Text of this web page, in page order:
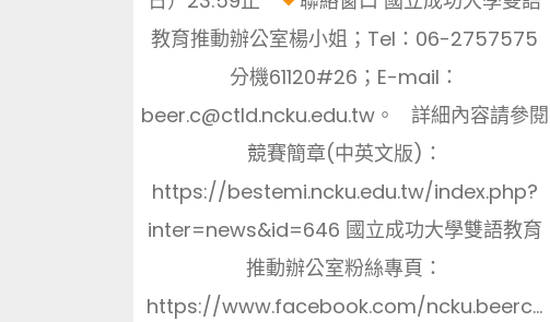
教育推動辦公室楊小姐；Tel：06-2757575
分機61120#26；E-mail：
beer.c@ctld.ncku.edu.tw。 詳細內容請參閱
競賽簡章(中英文版)：
https://bestemi.ncku.edu.tw/index.php?
inter=news&id=646 國立成功大學雙語教育
推動辦公室粉絲專頁：
https://www.facebook.com/ncku.beerc...